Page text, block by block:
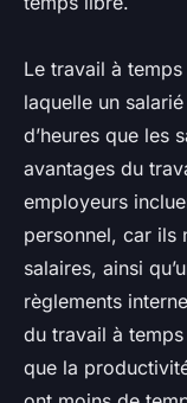
Le travail à
laquelle un
d’heures que les
avantages du
employeurs
personnel, car ils
salaires, ainsi
règlements
du travail à
que la